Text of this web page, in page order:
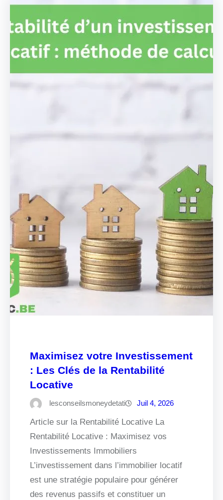
Maximisez votre Investissement
: Les Clés de la Rentabilité
Locative
lesconseilsmoneydetati Juil 4, 2026
Article sur la Rentabilité Locative La
Rentabilité Locative : Maximisez vos
Investissements Immobiliers
L’investissement dans l’immobilier locatif
est une stratégie populaire pour générer
des revenus passifs et constituer un